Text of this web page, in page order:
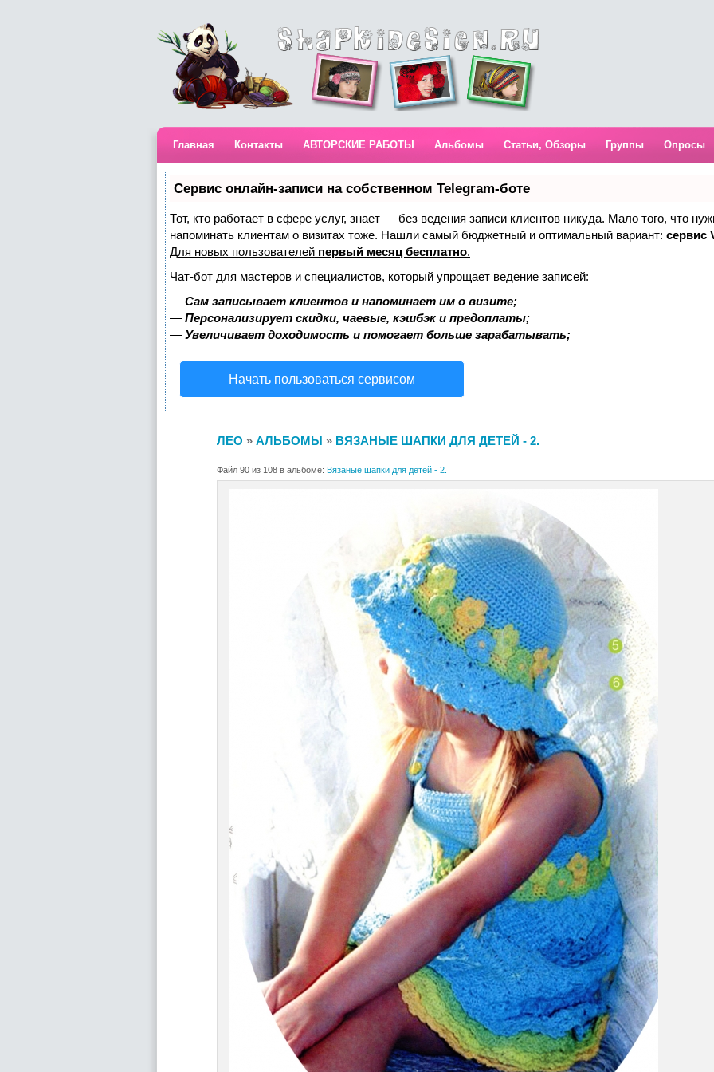
Главная Контакты АВТОРСКИЕ РАБОТЫ Альбомы Статьи, Обзоры Группы Опросы
Сервис онлайн-записи на собственном Telegram-боте
Тот, кто работает в сфере услуг, знает — без ведения записи клиентов никуда. Мало того, что
напоминать клиентам о визитах тоже. Нашли самый бюджетный и оптимальный вариант: сервис
Для новых пользователей первый месяц бесплатно.
Чат-бот для мастеров и специалистов, который упрощает ведение записей:
— Сам записывает клиентов и напоминает им о визите;
— Персонализирует скидки, чаевые, кэшбэк и предоплаты;
— Увеличивает доходимость и помогает больше зарабатывать;
Начать пользоваться сервисом
ЛЕО » АЛЬБОМЫ » ВЯЗАНЫЕ ШАПКИ ДЛЯ ДЕТЕЙ - 2.
Файл 90 из 108 в альбоме: Вязаные шапки для детей - 2.